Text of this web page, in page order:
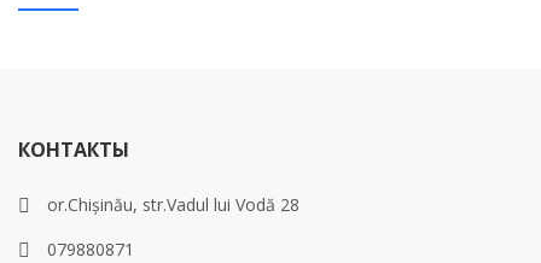
КОНТАКТЫ
or.Chișinău, str.Vadul lui Vodă 28
079880871